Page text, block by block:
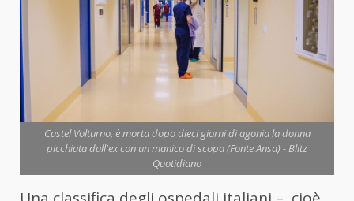
Castel Volturno, è morta dopo dieci giorni di agonia la donna
picchiata dall'ex con un manico di scopa (Fonte Ansa) - Blitz
Quotidiano